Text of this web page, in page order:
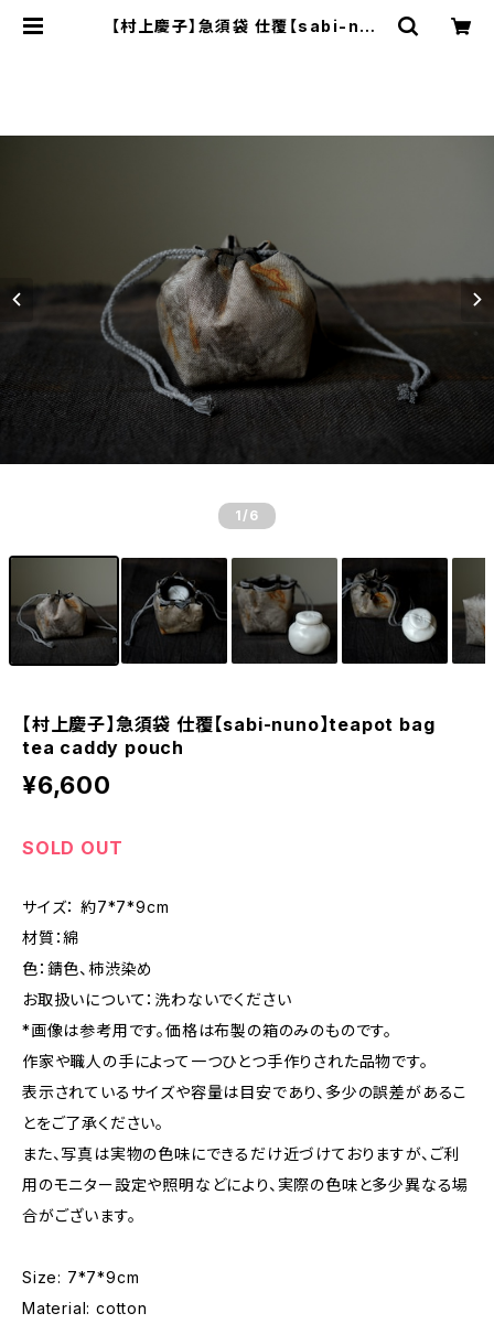
【村上慶子】急須袋 仕覆【sabi-nun
1 /6
【村上慶子】急須袋 仕覆【sabi-nuno】teapot bag
tea caddy pouch
¥6,600
SOLD OUT
サイズ： 約7*7*9cm
材質：綿
色：錆色、柿渋染め
お取扱いについて：洗わないでください
*画像は参考用です。価格は布製の箱のみのものです。
作家や職人の手によって一つひとつ手作りされた品物です。
表示されているサイズや容量は目安であり、多少の誤差があるこ
とをご了承ください。
また、写真は実物の色味にできるだけ近づけておりますが、ご利
用のモニター設定や照明などにより、実際の色味と多少異なる場
合がございます。
Size: 7*7*9cm
Material: cotton